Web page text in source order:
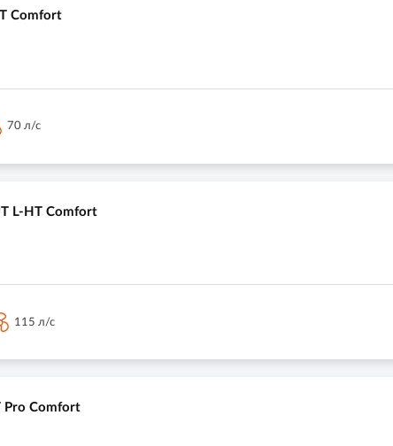
Comfort
70 л/с
L-HT Comfort
115 л/с
Pro Comfort